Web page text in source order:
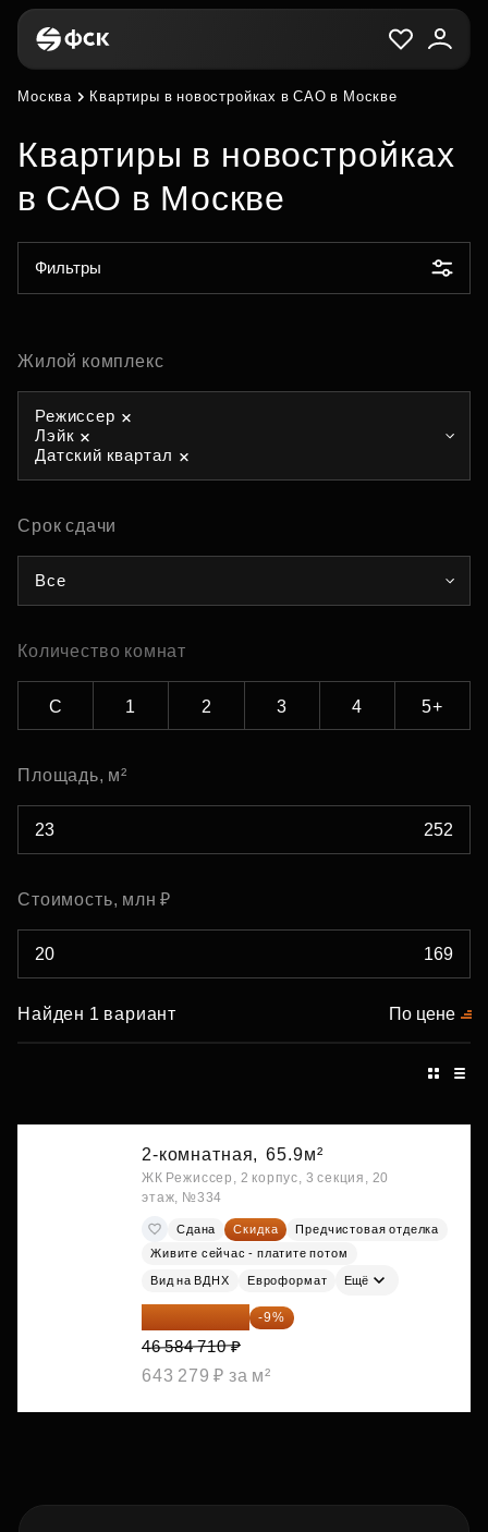
Москва Квартиры в новостройках в САО в Москве
Квартиры в новостройках
в САО в Москве
Фильтры
Жилой комплекс
Режиссер
Лэйк
Датский квартал
Срок сдачи
Все
Количество комнат
С 1 2 3 4 5+
Площадь, м²
Стоимость, млн ₽
Найден 1 вариант По цене
2-комнатная, 65.9м²
ЖК Режиссер, 2 корпус, 3 секция, 20
этаж, №334
Сдана Скидка
Предчистовая отделка
Живите сейчас - платите потом
Вид на ВДНХ Евроформат Ещё
42 392 086 ₽ -9%
46 584 710 ₽
643 279 ₽ за м²